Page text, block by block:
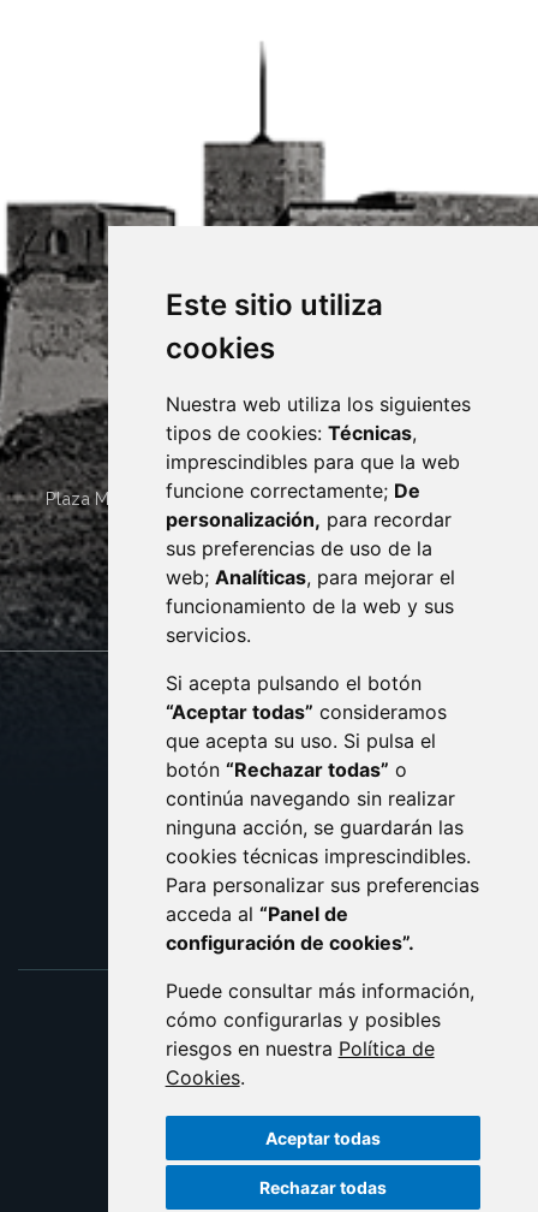
Este sitio utiliza
cookies
Nuestra web utiliza los siguientes
tipos de cookies: Técnicas,
imprescindibles para que la web
funcione correctamente; De
personalización, para recordar
sus preferencias de uso de la
web; Analíticas, para mejorar el
funcionamiento de la web y sus
servicios.
Si acepta pulsando el botón
“Aceptar todas” consideramos
que acepta su uso. Si pulsa el
botón “Rechazar todas” o
continúa navegando sin realizar
ninguna acción, se guardarán las
cookies técnicas imprescindibles.
Para personalizar sus preferencias
acceda al “Panel de
configuración de cookies”.
Puede consultar más información,
cómo configurarlas y posibles
riesgos en nuestra Política de
Cookies.
Aceptar todas
Rechazar todas
Plaza Mayor 4 22400 MONZÓN - ARAGÓN (ESPAÑA)
· (34) 974 400 700 ·
sac@monzon.es
monzon.es
CONTACTO
AVISO LEGAL
PROTECCIÓN DE DATOS
POLÍTICA DE COOKIES
ACCESIBILIDAD
ENLACE EXTERNO AL